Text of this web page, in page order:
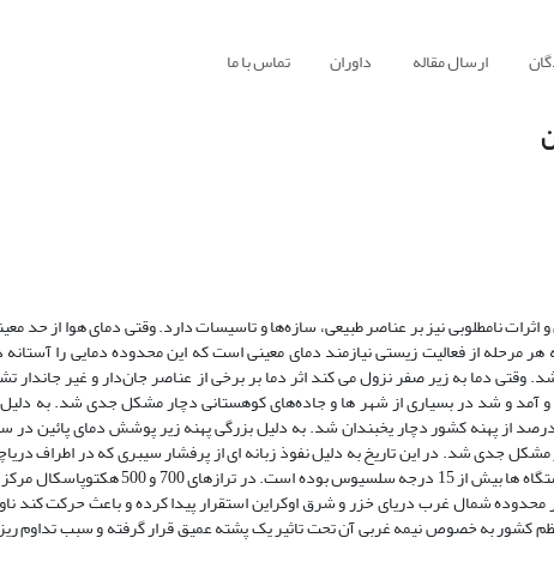
ارسال مقاله داوران تماس با ما
نامطلوبی نیز بر عناصر طبیعی، سازه‌ها و تاسیسات دارد. وقتی دمای هوا از حد
از فعالیت زیستی نیازمند دمای معینی است که این محدوده دمایی را
وقتی دما به زیر صفر نزول می کند اثر دما بر برخی از عناصر جان‌دار و غیر
و حیوان تلف شده و آمد و شد در بسیاری از شهر ها و جاده‌های کوهستانی دچار مشکل جدی شد.
به داخل کشور در روزهای 21 تا 23 آذر ماه،بین 70 تا 5/75 درصد از پهنه کشور دچار یخبندان شد. به دلیل بزرگی پهنه زیر پوشش
جدی شد. در این تاریخ به دلیل نفوذ زبانه ای از پرفشار سیبری که در اطراف
بود دمای هوا افت قابل ملاحظه‌ای پیدا کرده که کاهش دما در اکثر ایستگاه
شمال غرب دریای خزر و شرق اوکراین استقرار پیدا کرده و باعث حرکت کند
شد به طوری که برای مدت 4 تا 5 روز بخش اعظم کشور به خصوص نیمه غربی آن تحت تاثیر یک پشته عمیق قرار گرفته و